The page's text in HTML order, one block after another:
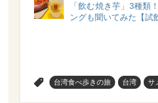
「飲む焼き芋」3種類
ングも聞いてみた【試
台湾食べ歩きの旅 台湾 サ